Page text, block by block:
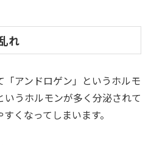
れ
アンドロゲン」というホルモ
うホルモンが多く分泌されて
くなってしまいます。